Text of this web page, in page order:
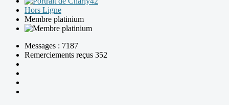
Hors Ligne
Membre platinium
Messages : 7187
Remerciements reçus 352